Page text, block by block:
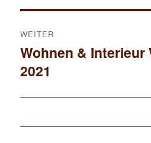
WEITER
Nächster
Beitrag:
Wohnen & Interieur
2021